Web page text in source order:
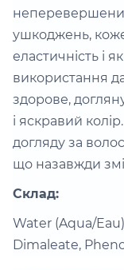
ушкоджень,
еластичність і
використання
здорове,
і яскравий
догляду за
що назавжди
Склад:
Water (Aqua/
Dimaleate,